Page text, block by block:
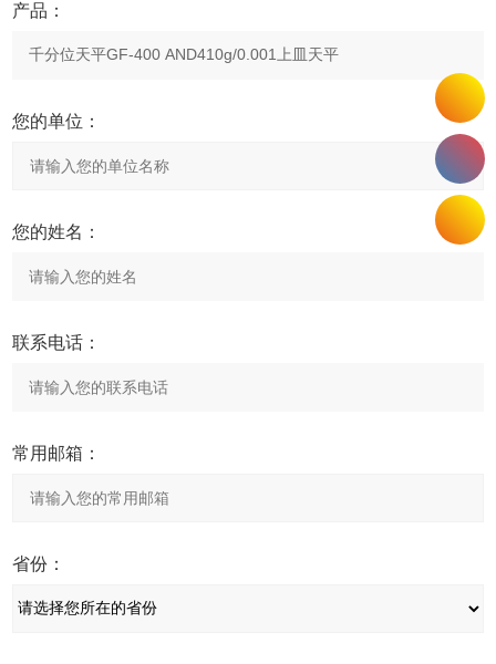
产品：
您的单位：
您的姓名：
联系电话：
常用邮箱：
省份：